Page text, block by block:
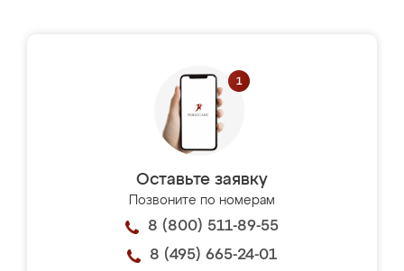
Оставьте заявку
Позвоните по номерам
8 (800) 511-89-55
8 (495) 665-24-01